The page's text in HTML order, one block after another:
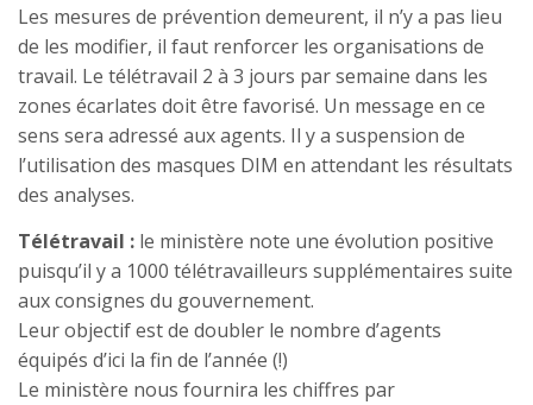
Les mesures de prévention demeurent, il n’y a pas lieu
de les modifier, il faut renforcer les organisations de
travail. Le télétravail 2 à 3 jours par semaine dans les
zones écarlates doit être favorisé. Un message en ce
sens sera adressé aux agents. Il y a suspension de
l’utilisation des masques DIM en attendant les résultats
des analyses.
Télétravail : le ministère note une évolution positive
puisqu’il y a 1000 télétravailleurs supplémentaires suite
aux consignes du gouvernement.
Leur objectif est de doubler le nombre d’agents
équipés d’ici la fin de l’année (!)
Le ministère nous fournira les chiffres par